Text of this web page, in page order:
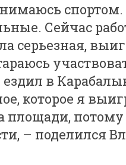
Сейчас
серьезная,
в
которое я
площади,
– поделился